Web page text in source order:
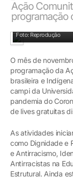
Ação
programação
Foto: Reprodução
O mês de
programação da
brasileira e
campi da
pandemia do
de lives gratuitas
As atividades
como Dignidade e
e Antirracismo,
Antirracistas na
Estrutural. Ainda